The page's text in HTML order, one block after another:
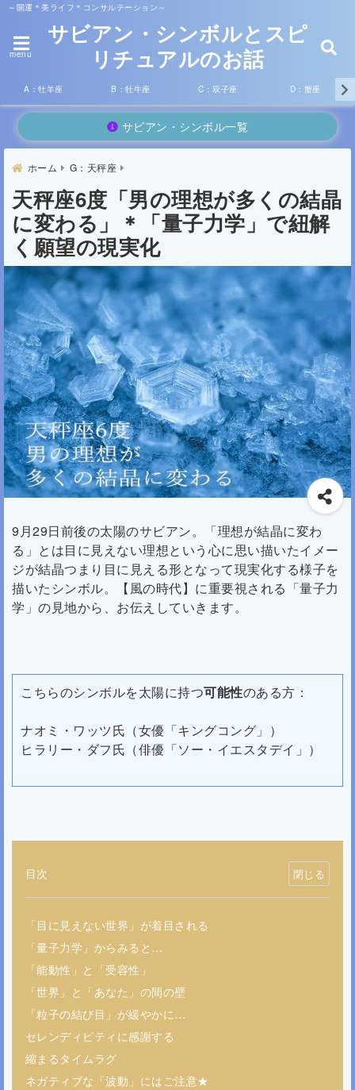
～開運＊美ライフ＊コンサルテーション～
menu
サビアン・シンボルとスピ
リチュアルのお話
A：牡羊座 B：牡牛座 C：双子座 D：蟹座
サビアン・シンボル一覧
ホーム G：天秤座
天秤座6度「男の理想が多くの結晶
に変わる」＊「量子力学」で紐解
く願望の現実化
9月29日前後の太陽のサビアン。「理想が結晶に変わ
る」とは目に見えない理想という心に思い描いたイメー
ジが結晶つまり目に見える形となって現実化する様子を
描いたシンボル。【風の時代】に重要視される「量子力
学」の見地から、お伝えしていきます。
こちらのシンボルを太陽に持つ可能性のある方：
ナオミ・ワッツ氏（女優「キングコング」）
ヒラリー・ダフ氏（俳優「ソー・イエスタデイ」）
目次
「目に見えない世界」が着目される
「量子力学」からみると…
「能動性」と「受容性」
「世界」と「あなた」の間の壁
「粒子の結び目」が緩やかに…
セレンディピティに感謝する
縮まるタイムラグ
ネガティブな「波動」にはご注意★